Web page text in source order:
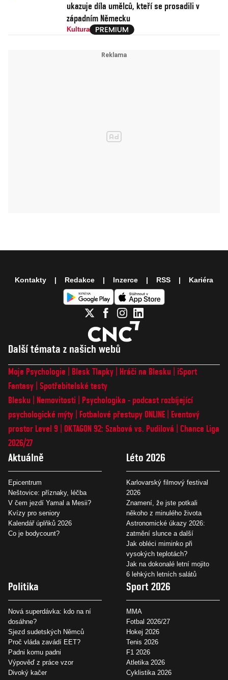
ukazuje díla umělců, kteří se prosadili v
západním Německu
Kultura
Další témata z našich webů
Moje Psychologie Blesk Tlapky Hráči na Blesku
iSport
Fantasy Spotřebitelské testy
Blesku
Nemovitosti
Psychologika - podcast rozbíjející
psychologické mýty
Fotbalové přestupy ONLINE
Eventový
prostor Level 9 OKTAGON 92: Szabová vs. Pudilová
Chance Liga
2026/27
Aktuálně
Epicentrum
Neštovice: příznaky, léčba
V čem jezdí Yamal a Mesii?
Kvízy pro seniory
Kalendář úplňků 2026
Co je bodycount?
Léto 2026
Karlovarský filmový festival
2026
Znamení, že jste potkali
někoho z minulého života
Astronomické úkazy 2026:
zatmění slunce a další
Jak obléci miminko při
vysokých teplotách?
Jak na dokonalé letní mojito
6 lehkých letních salátů
Politika
Nová superdávka: kdo na ní
dosáhne?
Sjezd sudetských Němců
Proč vláda zavádí EET?
Padni komu padni
Výpověď z práce vzor
Divoký kačer
Sport 2026
MMA
Fotbal 2026/27
Hokej 2026
Tenis 2026
F1 2026
Atletika 2026
Cyklistika 2026
Kontakty Redakce Inzerce RSS Kariéra